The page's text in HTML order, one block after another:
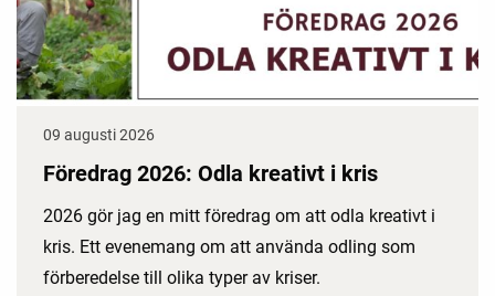
09 augusti 2026
Föredrag 2026: Odla kreativt i kris
2026 gör jag en mitt föredrag om att odla kreativt i
kris. Ett evenemang om att använda odling som
förberedelse till olika typer av kriser.